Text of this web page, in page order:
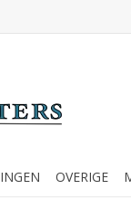
OVERIGE